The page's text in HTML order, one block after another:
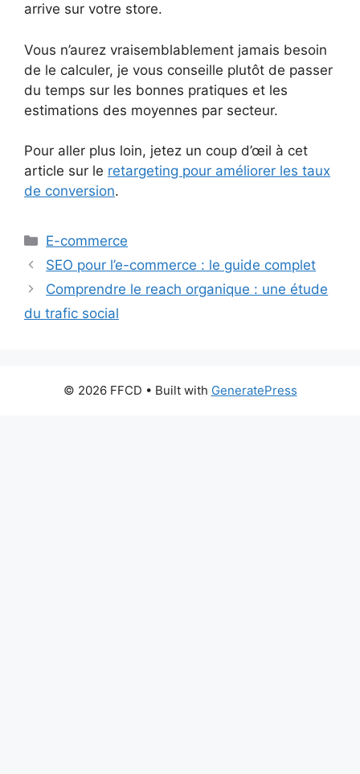
arrive sur votre store.
Vous n’aurez vraisemblablement jamais besoin
de le calculer, je vous conseille plutôt de passer
du temps sur les bonnes pratiques et les
estimations des moyennes par secteur.
Pour aller plus loin, jetez un coup d’œil à cet
article sur le retargeting pour améliorer les taux
de conversion.
E-commerce
SEO pour l’e-commerce : le guide complet
Comprendre le reach organique : une étude
du trafic social
© 2026 FFCD • Built with GeneratePress